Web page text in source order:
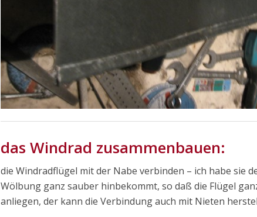
das Windrad zusammenbauen:
die Windradflügel mit der Nabe verbinden – ich habe sie
Wölbung ganz sauber hinbekommt, so daß die Flügel
anliegen, der kann die Verbindung auch mit Nieten